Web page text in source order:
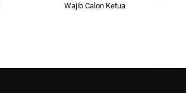
Wajib Calon Ketua